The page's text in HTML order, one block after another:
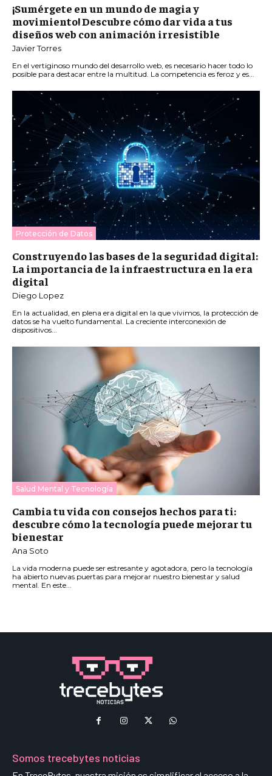
¡Sumérgete en un mundo de magia y
movimiento! Descubre cómo dar vida a tus
diseños web con animación irresistible
Javier Torres
En el vertiginoso mundo del desarrollo web, es necesario hacer todo lo
posible para destacar entre la multitud. La competencia es feroz y es...
Protección de Datos
Construyendo las bases de la seguridad digital:
La importancia de la infraestructura en la era
digital
Diego Lopez
En la actualidad, en plena era digital en la que vivimos, la protección de
datos se ha vuelto fundamental. La creciente interconexión de
dispositivos...
Salud Mental y Tecnología
Cambia tu vida con consejos hechos para ti:
descubre cómo la tecnología puede mejorar tu
bienestar
Ana Soto
La vida moderna puede ser estresante y agotadora, pero la tecnología
ha abierto nuevas puertas para mejorar nuestro bienestar y salud
mental. En este...
Somos trecebytes noticias